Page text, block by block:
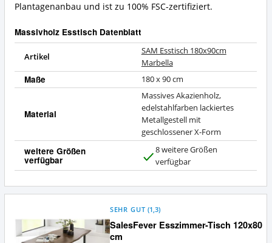
Plantagenanbau und ist zu 100% FSC-zertifiziert.
Massivholz Esstisch Datenblatt
Artikel
SAM Esstisch 180x90cm
Marbella
Maße 180 x 90 cm
Material
Massives Akazienholz,
edelstahlfarben lackiertes
Metallgestell mit
geschlossener X-Form
weitere Größen
verfügbar
a
8 weitere Größen
verfügbar
SalesFever Esszimmer-Tisch 120x80
cm
SEHR GUT (1,3)